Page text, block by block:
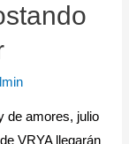
de amores, julio
VRYA llegarán